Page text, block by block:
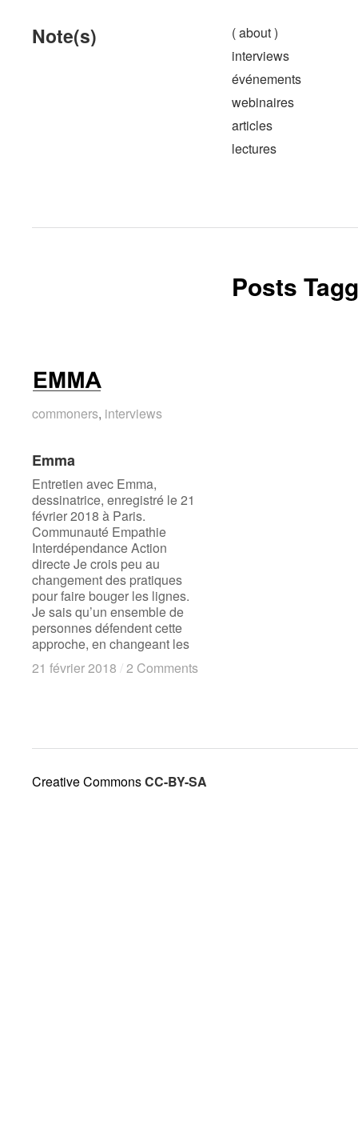
Note(s)
( about )
interviews
événements
webinaires
articles
lectures
Posts
commoners, interviews
Emma
Entretien avec Emma,
dessinatrice, enregistré le 21
février 2018 à Paris.
Communauté Empathie
Interdépendance Action
directe Je crois peu au
changement des pratiques
pour faire bouger les lignes.
Je sais qu’un ensemble de
personnes défendent cette
approche, en changeant les
21 février 2018 /2 Comments
commoners interviews
Emma
21 février 2018 /2 Comments
Creative CommonsCC-BY-SA